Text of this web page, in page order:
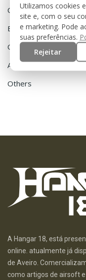
Clothing
Equipment
Outdoor
Airguns
Others
A Hangar 18, está
online. atualmente já
de Aveiro.
como artigos de airsoft
Utilizamos cookies
site e, com o seu
e marketing. Pode
suas preferências.
Rejeitar